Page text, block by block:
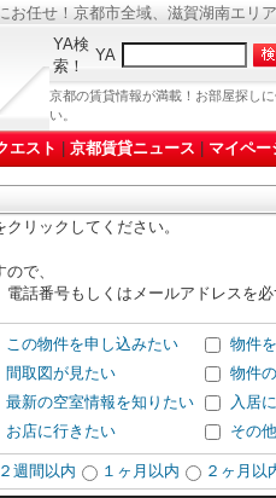
任せ！京都市全域、滋賀湖南エリ
YA検
索！
YA
京都の賃貸情報が満載！お部屋探し
い。
エスト 京都賃貸ニュース マイペー
リックしてください。
で、
話番号もしくはメールアドレスを必
この物件を申し込みたい
物件
間取図が見たい
物件
最新の空室情報を知りたい
入居
お店に行きたい
その他
２週間以内 １ヶ月以内 ２ヶ月以